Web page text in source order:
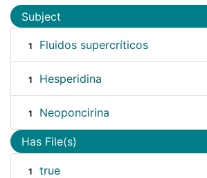
Subject
1 Fluidos supercríticos
1 Hesperidina
1 Neoponcirina
Has File(s)
1 true